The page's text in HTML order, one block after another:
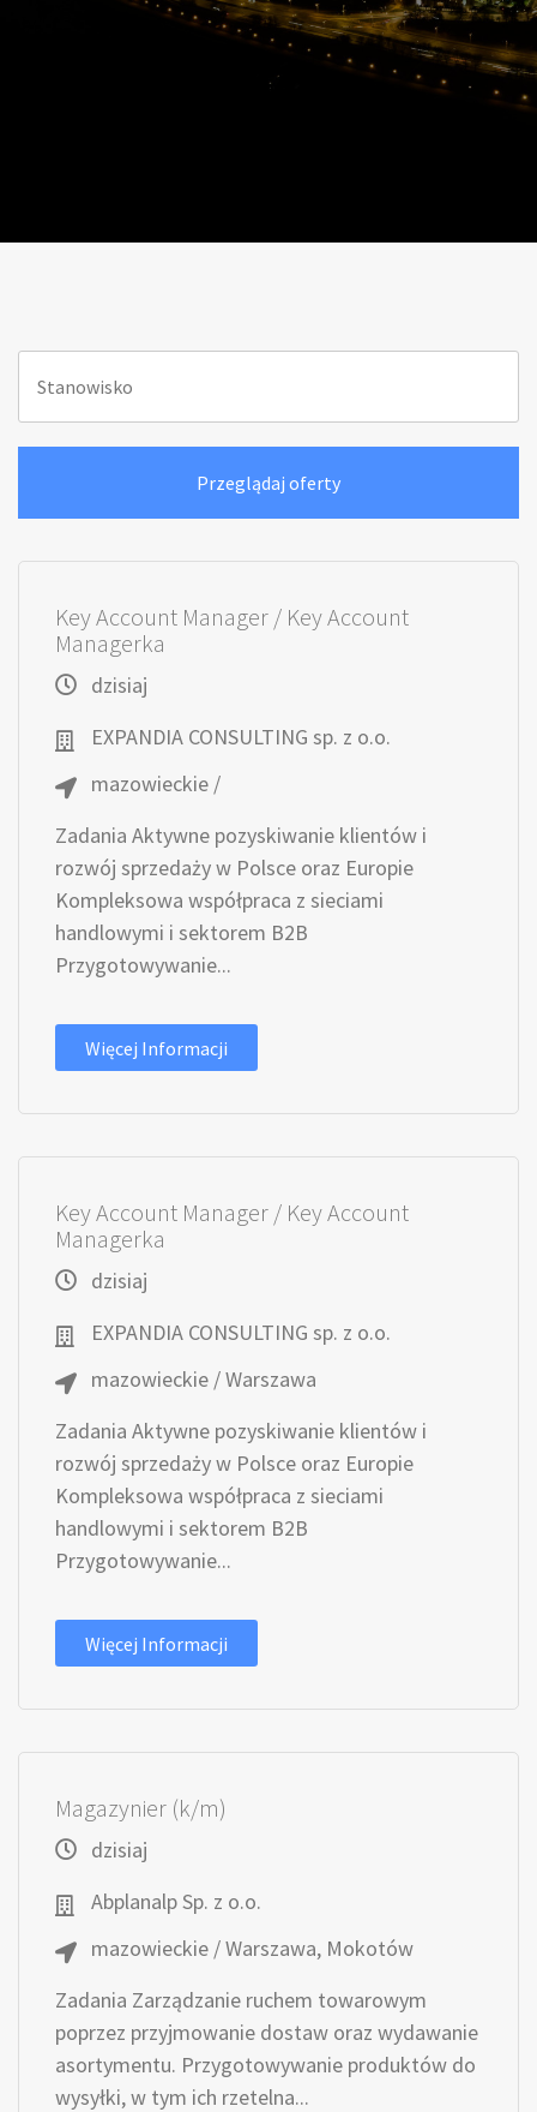
Key Account Manager / Key Account
Managerka
dzisiaj
EXPANDIA CONSULTING sp. z o.o.
mazowieckie /
Zadania Aktywne pozyskiwanie klientów i
rozwój sprzedaży w Polsce oraz Europie
Kompleksowa współpraca z sieciami
handlowymi i sektorem B2B
Przygotowywanie...
Więcej Informacji
Key Account Manager / Key Account
Managerka
dzisiaj
EXPANDIA CONSULTING sp. z o.o.
mazowieckie / Warszawa
Zadania Aktywne pozyskiwanie klientów i
rozwój sprzedaży w Polsce oraz Europie
Kompleksowa współpraca z sieciami
handlowymi i sektorem B2B
Przygotowywanie...
Więcej Informacji
Magazynier (k/m)
dzisiaj
Abplanalp Sp. z o.o.
mazowieckie / Warszawa, Mokotów
Zadania Zarządzanie ruchem towarowym
poprzez przyjmowanie dostaw oraz wydawanie
asortymentu. Przygotowywanie produktów do
wysyłki, w tym ich rzetelna...